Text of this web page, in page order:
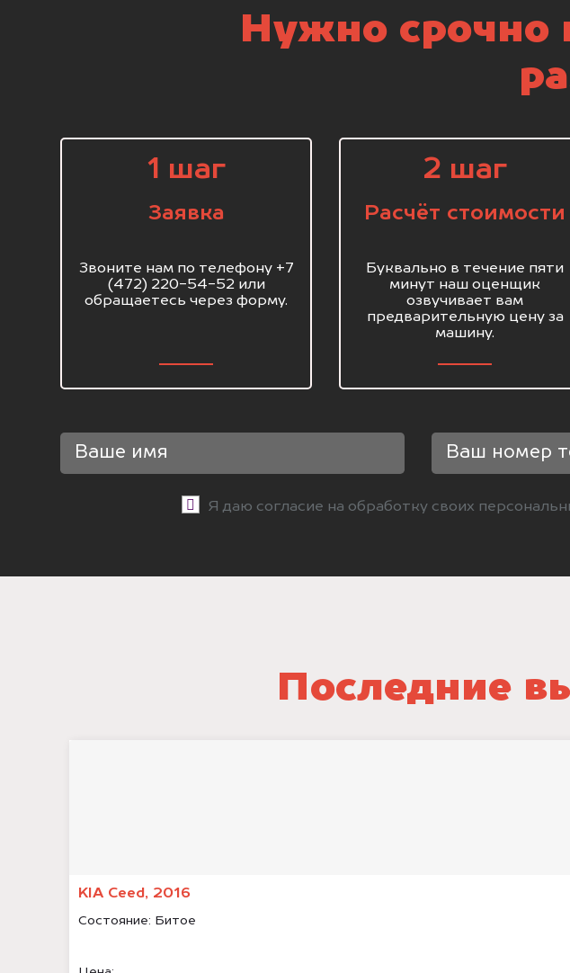
Нужно срочно
1 шаг
Заявка
Звоните нам по телефону +7
(472) 220-54-52 или
обращаетесь через форму.
2 шаг
Расчёт стоимости
Буквально в течение пяти
минут наш оценщик
озвучивает вам
предварительную цену за
машину.
Я даю согласие на обработку своих
Последние
KIA Ceed, 2016
Состояние: Битое